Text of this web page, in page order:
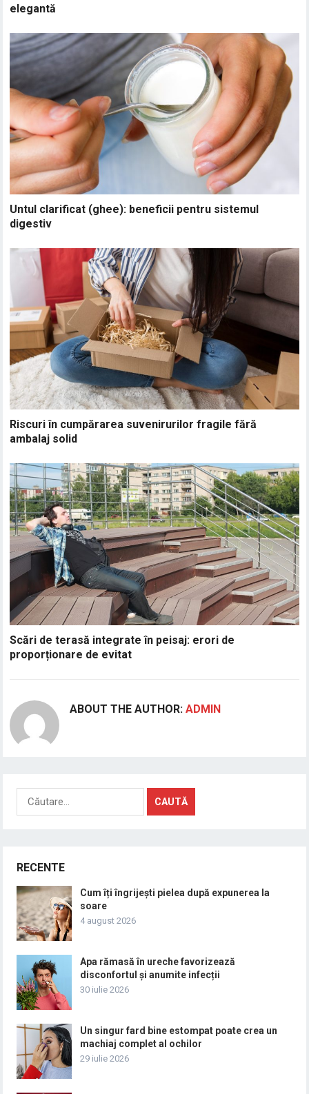
elegantă
Untul clarificat (ghee): beneficii pentru sistemul
digestiv
Riscuri în cumpărarea suvenirurilor fragile fără
ambalaj solid
Scări de terasă integrate în peisaj: erori de
proporționare de evitat
ABOUT THE AUTHOR:ADMIN
Caută
după:
RECENTE
Cum îți îngrijești pielea după expunerea la
soare
4 august 2026
Apa rămasă în ureche favorizează
disconfortul și anumite infecții
30 iulie 2026
Un singur fard bine estompat poate crea un
machiaj complet al ochilor
29 iulie 2026